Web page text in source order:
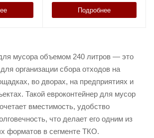
Подробнее
мусора объемом 240 литров — это
организации сбора отходов на
во дворах, на предприятиях и
Такой евроконтейнер для мусор
вместимость, удобство
что делает его одним из
форматов в сегменте ТКО.